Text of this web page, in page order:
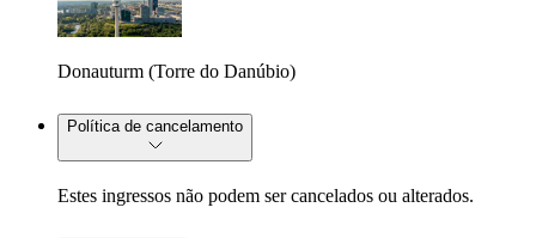
Donauturm (Torre do Danúbio)
Política de cancelamento
Estes ingressos não podem ser cancelados ou alterados.